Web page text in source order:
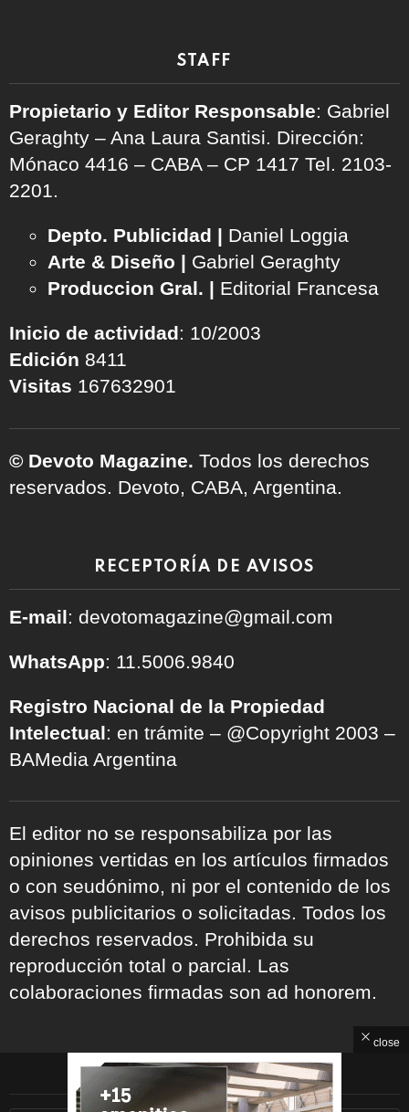
STAFF
Propietario y Editor Responsable: Gabriel
Geraghty – Ana Laura Santisi. Dirección:
Mónaco 4416 – CABA – CP 1417 Tel. 2103-
2201.
Depto. Publicidad | Daniel Loggia
Arte & Diseño | Gabriel Geraghty
Produccion Gral. | Editorial Francesa
Inicio de actividad: 10/2003
Edición 8411
Visitas 167632901
© Devoto Magazine. Todos los derechos
reservados. Devoto, CABA, Argentina.
RECEPTORÍA DE AVISOS
E-mail: devotomagazine@gmail.com
WhatsApp: 11.5006.9840
Registro Nacional de la Propiedad
Intelectual: en trámite – @Copyright 2003 –
BAMedia Argentina
El editor no se responsabiliza por las
opiniones vertidas en los artículos firmados
o con seudónimo, ni por el contenido de los
avisos publicitarios o solicitadas. Todos los
derechos reservados. Prohibida su
reproducción total o parcial. Las
colaboraciones firmadas son ad honorem.
ARCHIVOS
close